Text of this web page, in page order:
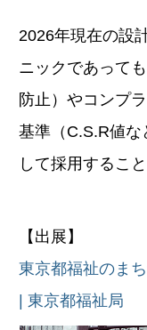
2026年現在の設
ニックであって
防止）やコンプ
基準（C.S.R値な
して採用するこ
【出展】
東京都福祉のま
| 東京都福祉局